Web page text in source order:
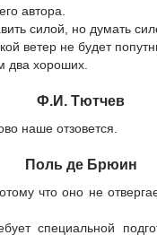
автора.
силой, но думать
ветер не будет
два хороших.
Ф.И. Тютчев
наше отзовется.
Поль де Брюин
что оно не
специальной